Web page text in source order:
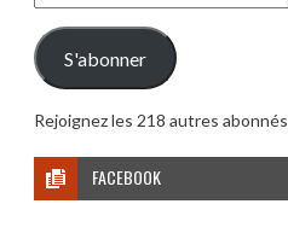
e-
mail
S'abonner
Rejoignez les 218 autres abonnés
FACEBOOK